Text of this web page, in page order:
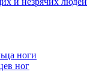
ноги
ног